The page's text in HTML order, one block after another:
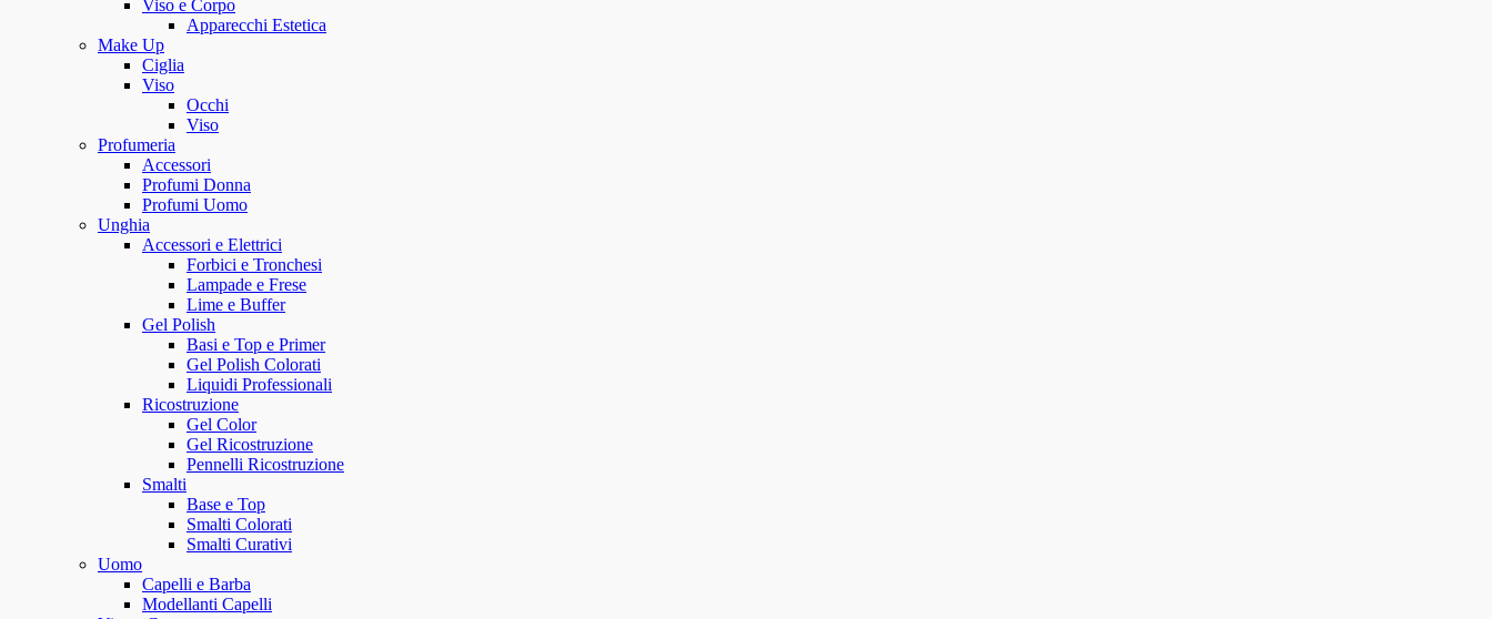
Viso e Corpo
Apparecchi Estetica
Make Up
Ciglia
Viso
Occhi
Viso
Profumeria
Accessori
Profumi Donna
Profumi Uomo
Unghia
Accessori e Elettrici
Forbici e Tronchesi
Lampade e Frese
Lime e Buffer
Gel Polish
Basi e Top e Primer
Gel Polish Colorati
Liquidi Professionali
Ricostruzione
Gel Color
Gel Ricostruzione
Pennelli Ricostruzione
Smalti
Base e Top
Smalti Colorati
Smalti Curativi
Uomo
Capelli e Barba
Modellanti Capelli